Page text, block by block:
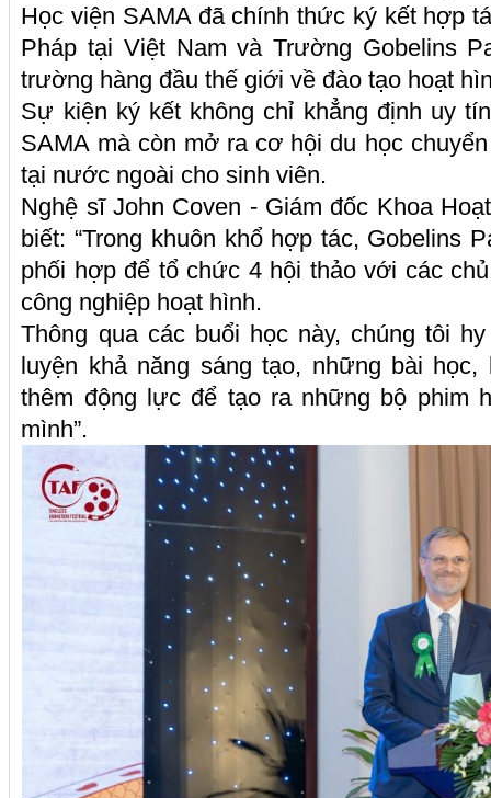
Học viện SAMA đã chính thức ký kết hợp
Pháp tại Việt Nam và Trường Gobelins
trường hàng đầu thế giới về đào tạo hoạt
Sự kiện ký kết không chỉ khẳng định uy
SAMA mà còn mở ra cơ hội du học
tại nước ngoài cho sinh viên.
Nghệ sĩ John Coven - Giám đốc Khoa
biết: “Trong khuôn khổ hợp tác, Gobelins
phối hợp để tổ chức 4 hội thảo với các
công nghiệp hoạt hình.
Thông qua các buổi học này, chúng tôi
luyện khả năng sáng tạo, những bài
thêm động lực để tạo ra những bộ phim
mình”.